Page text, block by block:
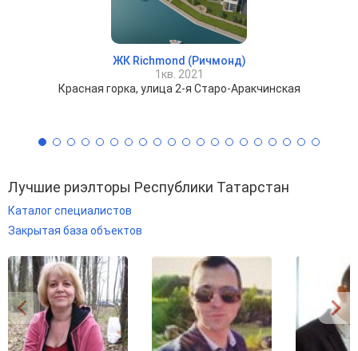
ЖК Richmond (Ричмонд)
1кв. 2021
Красная горка, улица 2-я Старо-Аракчинская
Лучшие риэлторы Республики Татарстан
Каталог специалистов
Закрытая база объектов